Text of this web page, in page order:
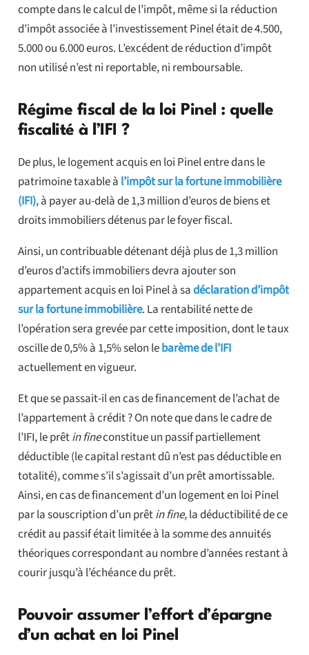
compte dans le calcul de l’impôt, même si la réduction
d’impôt associée à l’investissement Pinel était de 4.500,
5.000 ou 6.000 euros. L’excédent de réduction d’impôt
non utilisé n’est ni reportable, ni remboursable.
Régime fiscal de la loi Pinel : quelle
fiscalité à l’IFI ?
De plus, le logement acquis en loi Pinel entre dans le
patrimoine taxable à l’impôt sur la fortune immobilière
(IFI), à payer au-delà de 1,3 million d’euros de biens et
droits immobiliers détenus par le foyer fiscal.
Ainsi, un contribuable détenant déjà plus de 1,3 million
d’euros d’actifs immobiliers devra ajouter son
appartement acquis en loi Pinel à sadéclaration d’impôt
sur la fortune immobilière. La rentabilité nette de
l’opération sera grevée par cette imposition, dont le taux
oscille de 0,5% à 1,5% selon lebarème de l’IFI
actuellement en vigueur.
Et que se passait-il en cas de financement de l’achat de
l’appartement à crédit ? On note que dans le cadre de
l’IFI, le prêtin fineconstitue un passif partiellement
déductible (le capital restant dû n’est pas déductible en
totalité), comme s’il s’agissait d’un prêt amortissable.
Ainsi, en cas de financement d’un logement en loi Pinel
par la souscription d’un prêtin fine, la déductibilité de ce
crédit au passif était limitée à la somme des annuités
théoriques correspondant au nombre d’années restant à
courir jusqu’à l’échéance du prêt.
Pouvoir assumer l’effort d’épargne
d’un achat en loi Pinel